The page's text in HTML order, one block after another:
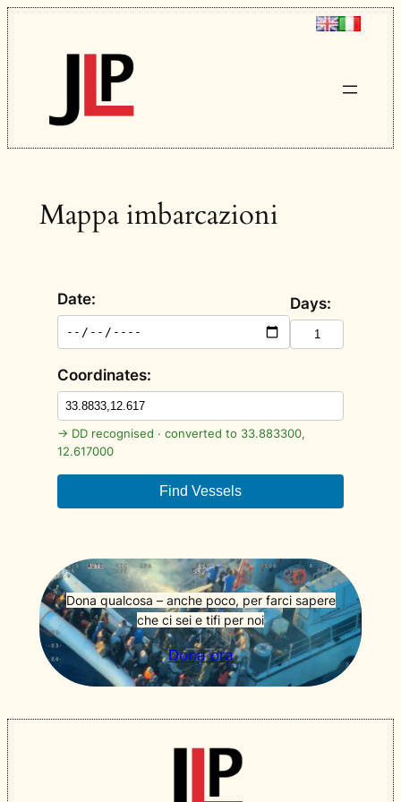
Vai
al
contenuto
Mappa imbarcazioni
Date: Days:
Coordinates:
→ DD recognised · converted to 33.883300,
12.617000
Find Vessels
Dona qualcosa – anche poco, per farci sapere
che ci sei e tifi per noi
Dona ora